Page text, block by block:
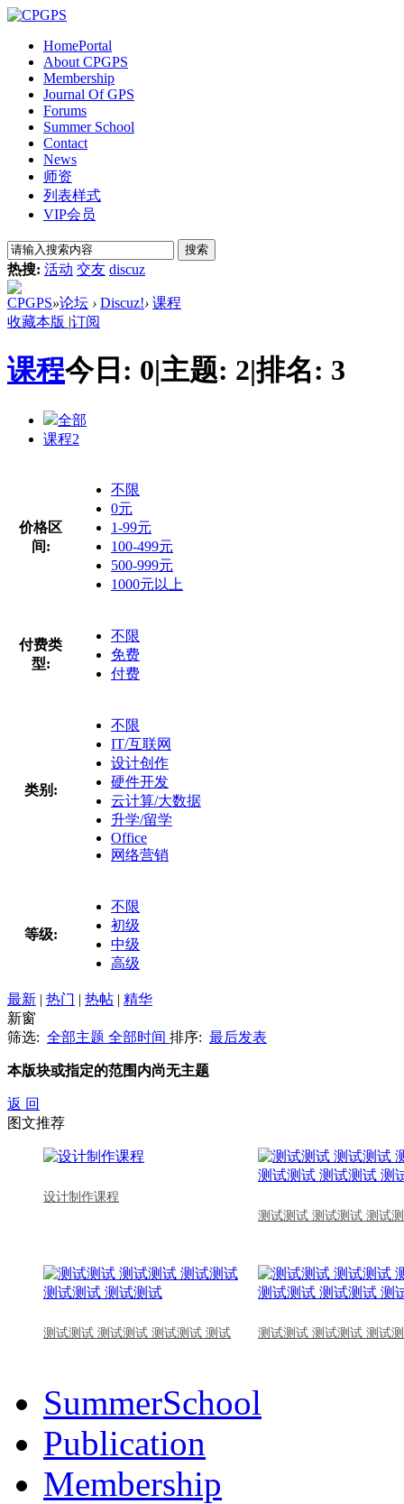
HomePortal
About CPGPS
Membership
Journal Of GPS
Forums
Summer School
Contact
News
师资
列表样式
VIP会员
搜索
热搜: 活动 交友 discuz
CPGPS»论坛 › Discuz!› 课程
收藏本版 |订阅
课程今日: 0|主题: 2|排名: 3
全部
课程2
价格区
间:
不限
0元
1-99元
100-499元
500-999元
1000元以上
付费类
型:
不限
免费
付费
类别:
不限
IT/互联网
设计创作
硬件开发
云计算/大数据
升学/留学
Office
网络营销
等级:
不限
初级
中级
高级
最新 | 热门 | 热帖 | 精华
新窗
筛选: 全部主题 全部时间 排序: 最后发表
本版块或指定的范围内尚无主题
返 回
图文推荐
设计制作课程
测试测试 测试测试 测试
测试测试 测试测试 测试测试 测试 测试测试 测试测试 测试
SummerSchool
Publication
Membership